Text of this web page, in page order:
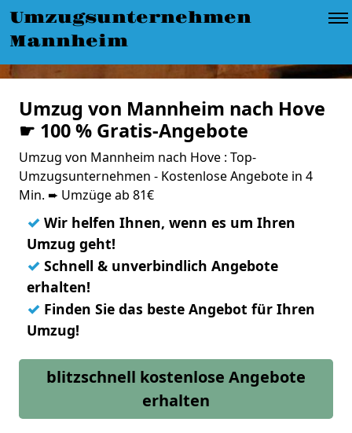
Umzugsunternehmen
Mannheim
Umzug von Mannheim nach Hove
☛ 100 % Gratis-Angebote
Umzug von Mannheim nach Hove : Top-
Umzugsunternehmen - Kostenlose Angebote in 4
Min. ➨ Umzüge ab 81€
✓ Wir helfen Ihnen, wenn es um Ihren
Umzug geht!
✓ Schnell & unverbindlich Angebote
erhalten!
✓ Finden Sie das beste Angebot für Ihren
Umzug!
blitzschnell kostenlose Angebote
erhalten